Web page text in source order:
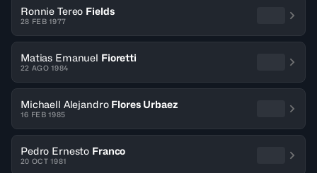
Ronnie Tereo Fields
28 FEB 1977
Matias Emanuel Fioretti
22 AGO 1984
Michaell Alejandro Flores Urbaez
16 FEB 1985
Pedro Ernesto Franco
20 OCT 1981